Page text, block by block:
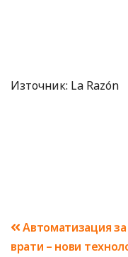
Източник: La Razón
Навигация
Автоматизация
врати – нови